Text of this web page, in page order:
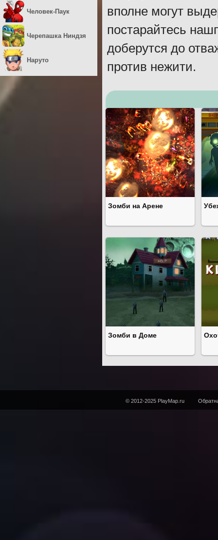
вполне могут
постарайтесь
доберутся до
против нежити.
Зомби на Арене
Зомби в Доме
Человек-Паук
Черепашка Ниндзя
Наруто
© 2012-2025 PlayMap.ru